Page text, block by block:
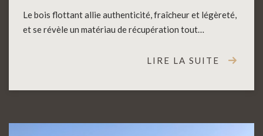
Le bois flottant allie authenticité, fraîcheur et légèreté,
et se révèle un matériau de récupération tout…
LIRE LA SUITE